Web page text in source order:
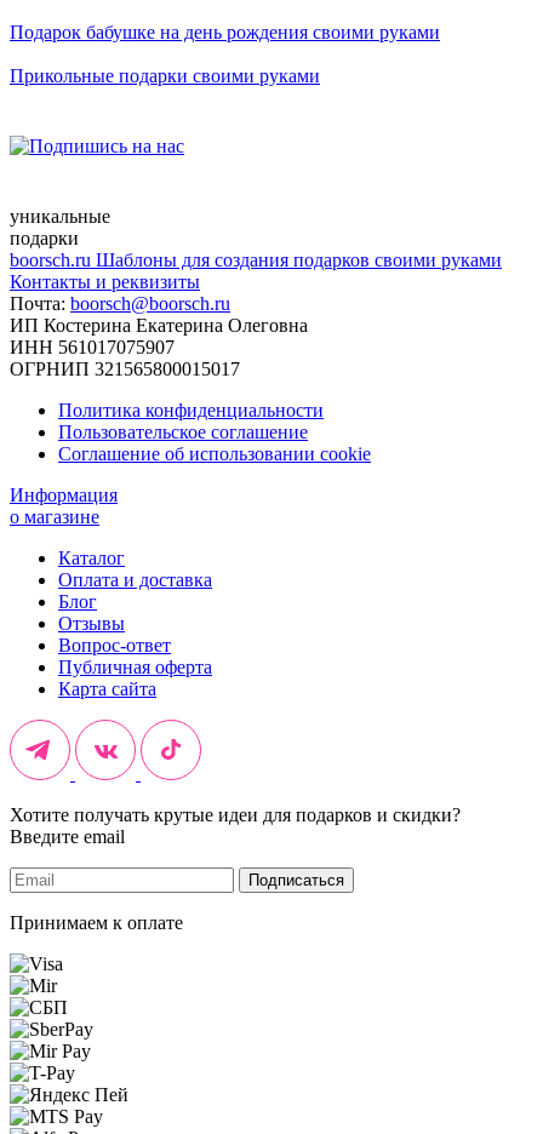
Подарок бабушке на день рождения своими руками
Прикольные подарки своими руками
уникальные
подарки
boorsch.ru Шаблоны для создания подарков своими руками
Контакты и реквизиты
Почта: boorsch@boorsch.ru
ИП Костерина Екатерина Олеговна
ИНН 561017075907
ОГРНИП 321565800015017
Политика конфиденциальности
Пользовательское соглашение
Соглашение об использовании cookie
Информация
о магазине
Каталог
Оплата и доставка
Блог
Отзывы
Вопрос-ответ
Публичная оферта
Карта сайта
Хотите получать крутые идеи для подарков и скидки?
Введите email
Подписаться
Принимаем к оплате